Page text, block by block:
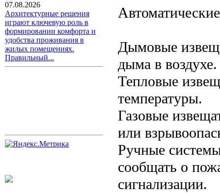
07.08.2026
Архитектурные решения
играют ключевую роль в
формировании комфорта и
удобства проживания в
жилых помещениях.
Правильный...
Дымовые
дыма в воздухе.
Тепловые
температуры.
Газовые
или
Ручные
сообщать о
сигнализации.